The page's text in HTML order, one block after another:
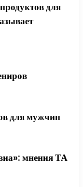
для
для мужчин
мнения ТА